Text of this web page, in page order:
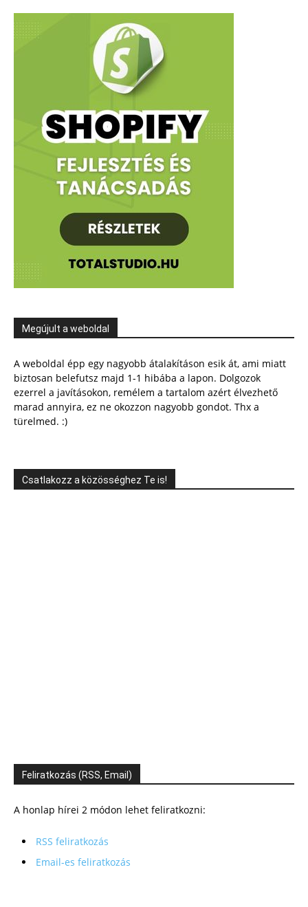
Megújult a weboldal
A weboldal épp egy nagyobb átalakításon esik át, ami miatt
biztosan belefutsz majd 1-1 hibába a lapon. Dolgozok
ezerrel a javításokon, remélem a tartalom azért élvezhető
marad annyira, ez ne okozzon nagyobb gondot. Thx a
türelmed. :)
Csatlakozz a közösséghez Te is!
Feliratkozás (RSS, Email)
A honlap hírei 2 módon lehet feliratkozni:
RSS feliratkozás
Email-es feliratkozás